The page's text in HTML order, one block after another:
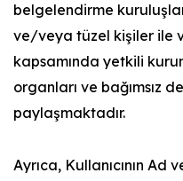
belgelendirme
ve/veya tüzel kişiler ile
kapsamında yetkili
organları ve bağımsız
paylaşmaktadır.
Ayrıca, Kullanıcının